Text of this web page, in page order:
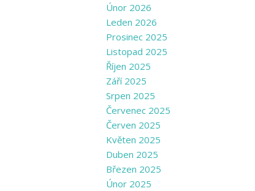
Únor 2026
Leden 2026
Prosinec 2025
Listopad 2025
Říjen 2025
Září 2025
Srpen 2025
Červenec 2025
Červen 2025
Květen 2025
Duben 2025
Březen 2025
Únor 2025